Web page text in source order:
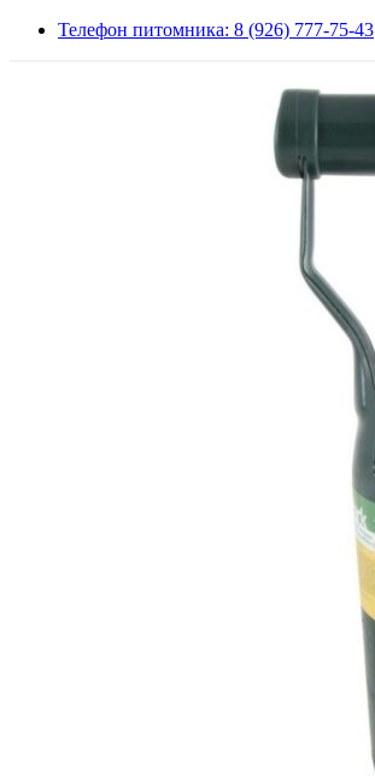
Телефон питомника: 8 (926) 777-75-43